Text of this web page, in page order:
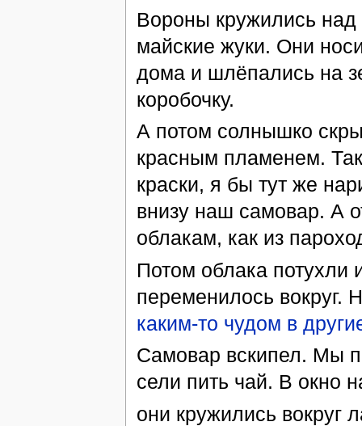
Вороны кружились над
майские жуки. Они
дома и шлёпались на
коробочку.
А потом солнышко
красным пламенем.
краски, я бы тут же
внизу наш самовар. А
облакам, как из
Потом облака потухли
переменилось вокруг.
каким-то чудом в
Самовар вскипел. Мы
сели пить чай. В окно
они кружились вокруг